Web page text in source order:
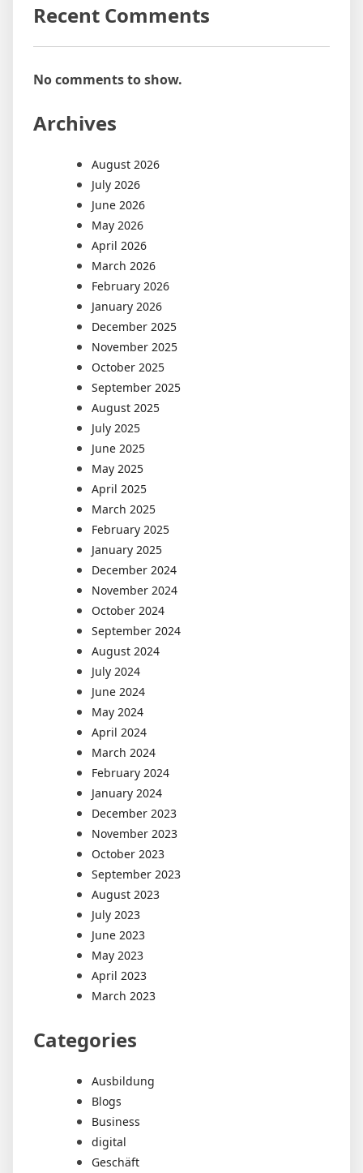
Recent Comments
No comments to show.
Archives
August 2026
July 2026
June 2026
May 2026
April 2026
March 2026
February 2026
January 2026
December 2025
November 2025
October 2025
September 2025
August 2025
July 2025
June 2025
May 2025
April 2025
March 2025
February 2025
January 2025
December 2024
November 2024
October 2024
September 2024
August 2024
July 2024
June 2024
May 2024
April 2024
March 2024
February 2024
January 2024
December 2023
November 2023
October 2023
September 2023
August 2023
July 2023
June 2023
May 2023
April 2023
March 2023
Categories
Ausbildung
Blogs
Business
digital
Geschäft